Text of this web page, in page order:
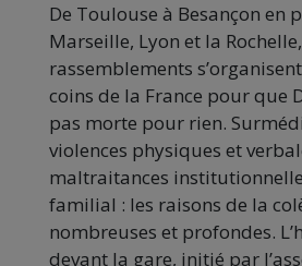
De Toulouse à Besançon en
Marseille, Lyon et la
rassemblements
coins de la France pour que
pas morte pour rien.
violences physiques et
maltraitances
familial : les raisons de la
nombreuses et profondes.
devant la gare, initié par